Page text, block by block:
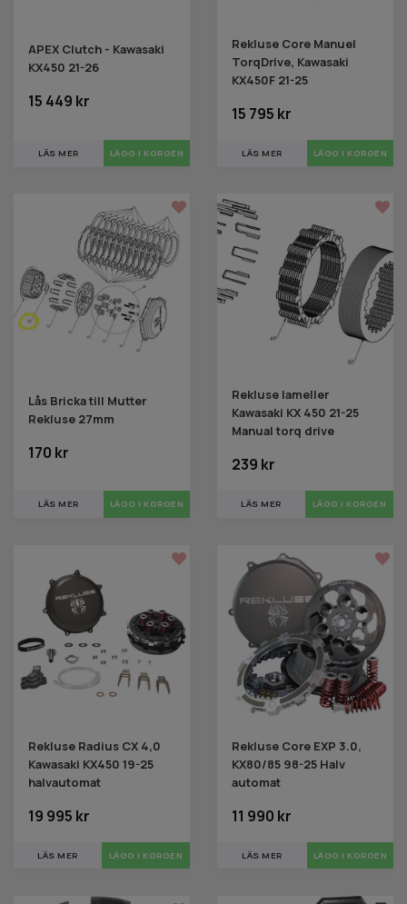
APEX Clutch - Kawasaki
KX450 21-26
15 449 kr
LÄS MER
Rekluse Core Manuel
TorqDrive, Kawasaki
KX450F 21-25
15 795 kr
LÄS MER
Lås Bricka till Mutter
Rekluse 27mm
170 kr
LÄS MER
Rekluse lameller
Kawasaki KX 450 21-25
Manual torq drive
239 kr
LÄS MER LÄGG I KORGEN
Rekluse Radius CX 4,0
Kawasaki KX450 19-25
halvautomat
19 995 kr
LÄS MER LÄGG I KORGEN
Rekluse Core EXP 3.0,
KX80/85 98-25 Halv
automat
11 990 kr
LÄS MER